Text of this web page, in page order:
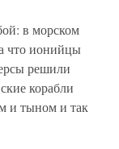
в морском
что ионийцы
решили
корабли
и тыном и так